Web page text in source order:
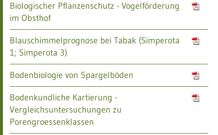
Biologischer Pflanzenschutz - Vogelförderung
im Obsthof
Blauschimmelprognose bei Tabak (Simperota
1; Simperota 3)
Bodenbiologie von Spargelböden
Bodenkundliche Kartierung -
Vergleichsuntersuchungen zu
Porengroessenklassen